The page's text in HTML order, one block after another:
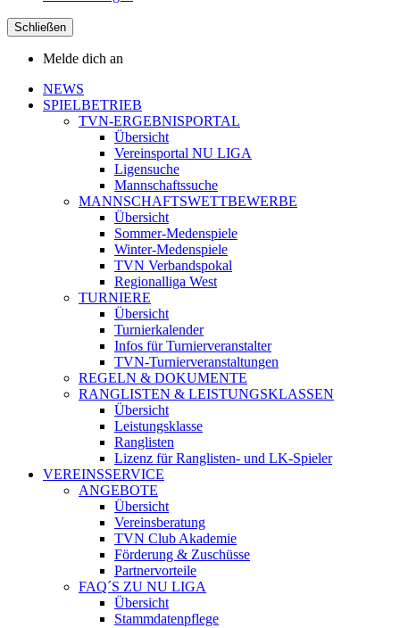
Schließen
Melde dich an
NEWS
SPIELBETRIEB
TVN-ERGEBNISPORTAL
Übersicht
Vereinsportal NU LIGA
Ligensuche
Mannschaftssuche
MANNSCHAFTSWETTBEWERBE
Übersicht
Sommer-Medenspiele
Winter-Medenspiele
TVN Verbandspokal
Regionalliga West
TURNIERE
Übersicht
Turnierkalender
Infos für Turnierveranstalter
TVN-Turnierveranstaltungen
REGELN & DOKUMENTE
RANGLISTEN & LEISTUNGSKLASSEN
Übersicht
Leistungsklasse
Ranglisten
Lizenz für Ranglisten- und LK-Spieler
VEREINSSERVICE
ANGEBOTE
Übersicht
Vereinsberatung
TVN Club Akademie
Förderung & Zuschüsse
Partnervorteile
FAQ´S ZU NU LIGA
Übersicht
Stammdatenpflege